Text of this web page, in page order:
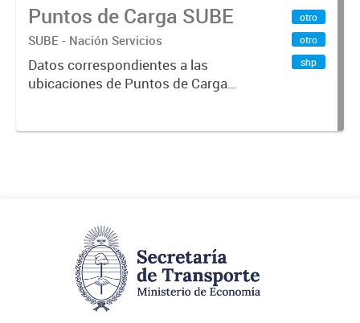
Puntos de Carga SUBE
SUBE - Nación Servicios
Datos correspondientes a las
ubicaciones de Puntos de Carga
otro
otro
shp